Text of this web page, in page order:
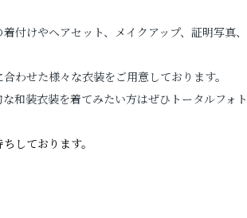
付けやヘアセット、メイクアップ、証明写真
わせた様々な衣装をご用意しております。
和装衣装を着てみたい方はぜひトータルフォ
しております。